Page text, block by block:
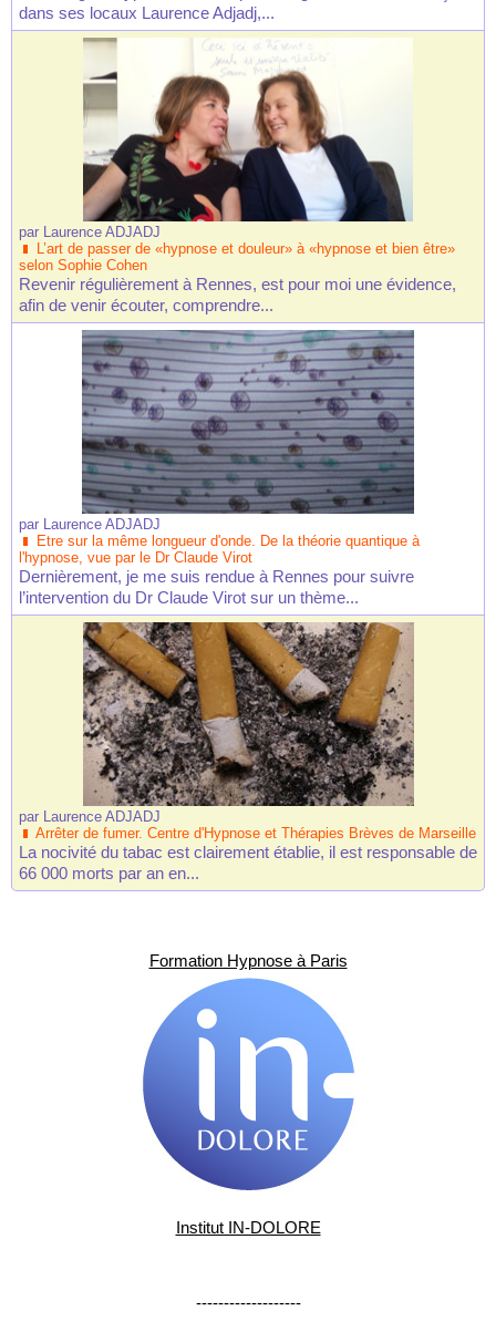
dans ses locaux Laurence Adjadj,...
par Laurence ADJADJ
L’art de passer de «hypnose et douleur» à «hypnose et bien être»
selon Sophie Cohen
Revenir régulièrement à Rennes, est pour moi une évidence,
afin de venir écouter, comprendre...
par Laurence ADJADJ
Etre sur la même longueur d'onde. De la théorie quantique à
l'hypnose, vue par le Dr Claude Virot
Dernièrement, je me suis rendue à Rennes pour suivre
l’intervention du Dr Claude Virot sur un thème...
par Laurence ADJADJ
Arrêter de fumer. Centre d'Hypnose et Thérapies Brèves de Marseille
La nocivité du tabac est clairement établie, il est responsable de
66 000 morts par an en...
Formation Hypnose à Paris
Institut IN-DOLORE
-------------------